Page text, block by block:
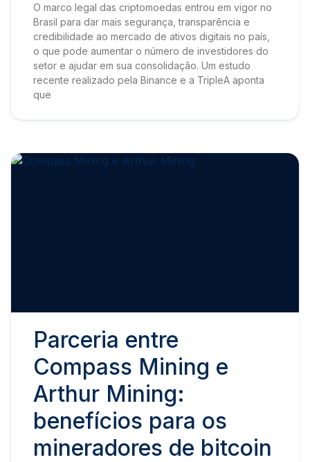
O marco legal das criptomoedas entrou em vigor no
Brasil para dar mais segurança, transparência e
credibilidade ao mercado de ativos digitais no país,
o que pode aumentar o número de investidores do
setor e ajudar em sua consolidação. Um estudo
recente realizado pela Binance e a TripleA aponta
que
Parceria entre
Compass Mining e
Arthur Mining:
benefícios para os
mineradores de bitcoin